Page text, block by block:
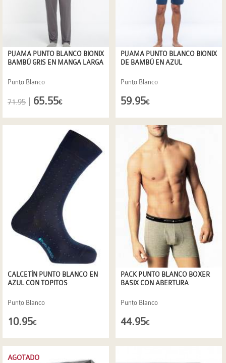
PIJAMA PUNTO BLANCO BIONIX
BAMBÚ GRIS EN MANGA LARGA
Punto Blanco
71.95 65.55€
PIJAMA PUNTO BLANCO BIONIX
DE BAMBÚ EN AZUL
Punto Blanco
59.95€
CALCETÍN PUNTO BLANCO EN
AZUL CON TOPITOS
Punto Blanco
10.95€
PACK PUNTO BLANCO BOXER
BASIX CON ABERTURA
Punto Blanco
44.95€
AGOTADO